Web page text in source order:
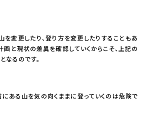
を変更したり、登り方を変更したりすることもあ
画と現状の差異を確認していくからこそ、上記の
なるのです。
ある山を気の向くままに登っていくのは危険で